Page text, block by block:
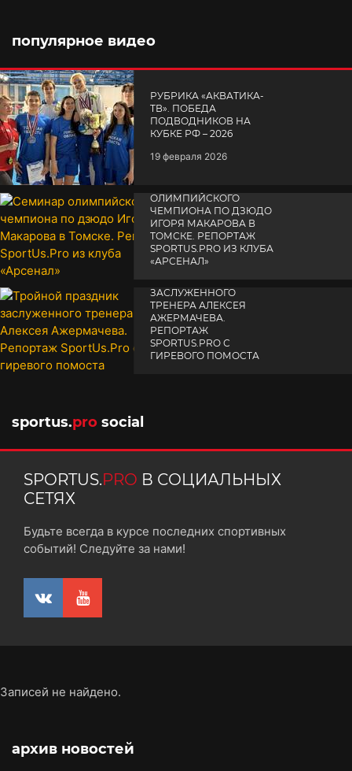
популярное видео
РУБРИКА «АКВАТИКА-
TВ». ПОБЕДА
ПОДВОДНИКОВ НА
КУБКЕ РФ – 2026
19 февраля 2026
ОЛИМПИЙСКОГО
ЧЕМПИОНА ПО ДЗЮДО
ИГОРЯ МАКАРОВА В
ТОМСКЕ. РЕПОРТАЖ
SPORTUS.PRO ИЗ КЛУБА
«АРСЕНАЛ»
ЗАСЛУЖЕННОГО
ТРЕНЕРА АЛЕКСЕЯ
АЖЕРМАЧЕВА.
РЕПОРТАЖ
SPORTUS.PRO С
ГИРЕВОГО ПОМОСТА
sportus.pro social
SPORTUS.PRO В СОЦИАЛЬНЫХ
СЕТЯХ
Будьте всегда в курсе последних спортивных
событий! Следуйте за нами!
Записей не найдено.
архив новостей